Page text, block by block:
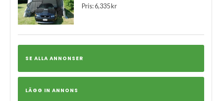
Pris: 6,335 kr
SE ALLA ANNONSER
LÄGG IN ANNONS